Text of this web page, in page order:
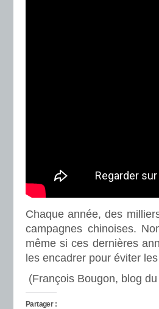
Chaque année, des
campagnes chinoises.
même si ces dernières
les encadrer pour éviter
(François Bougon, blog
Partager :